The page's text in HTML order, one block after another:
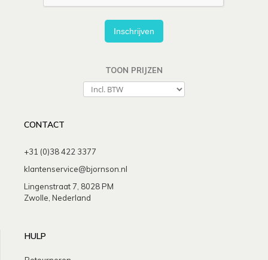
Inschrijven
TOON PRIJZEN
CONTACT
+31 (0)38 422 3377
klantenservice@bjornson.nl
Lingenstraat 7, 8028 PM
Zwolle, Nederland
HULP